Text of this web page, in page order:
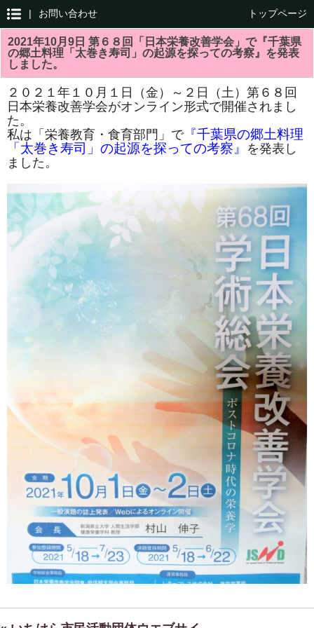
| お問い合わせ トップページ
2021年10月9日 第６８回「日本栄養改善学会」で『千葉県
の郷土料理「太巻き寿司」の起源を探っての考察』を発表
しました。
２０２１年１０月１日（金）～２日（土）第６８回
日本栄養改善学会がオンライン形式で開催されまし
た。
私は「栄養教育・食育部門」で『千葉県の郷土料理
「太巻き寿司」の起源を探っての考察』
を発表し
ました。